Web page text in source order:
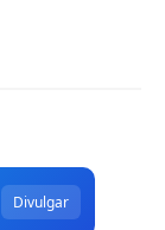
Divulgar